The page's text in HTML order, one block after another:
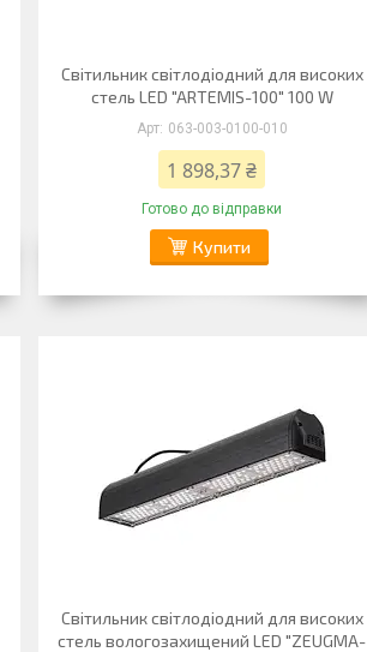
Світильник світлодіодний для високих
стель LED "ARTEMIS-100" 100 W
063-003-0100-010
1 898,37 ₴
Готово до відправки
Купити
Світильник світлодіодний для високих
стель вологозахищений LED "ZEUGMA-